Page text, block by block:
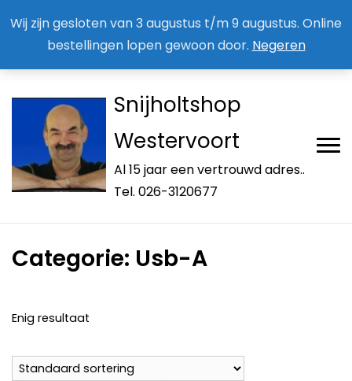
Wij zijn gesloten van 3 augustus t/m 9 augustus. Online
bestellingen lopen gewoon door. Negeren
Snijholtshop
Westervoort
Al 15 jaar een vertrouwd adres..
Tel. 026-3120677
Categorie: Usb-A
Enig resultaat